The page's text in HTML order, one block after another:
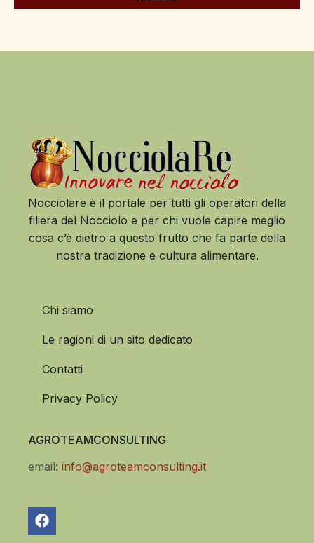
Nocciolare è il portale per tutti gli operatori della
filiera del Nocciolo e per chi vuole capire meglio
cosa c’è dietro a questo frutto che fa parte della
nostra tradizione e cultura alimentare.
Chi siamo
Le ragioni di un sito dedicato
Contatti
Privacy Policy
AGROTEAMCONSULTING
email: info@agroteamconsulting.it